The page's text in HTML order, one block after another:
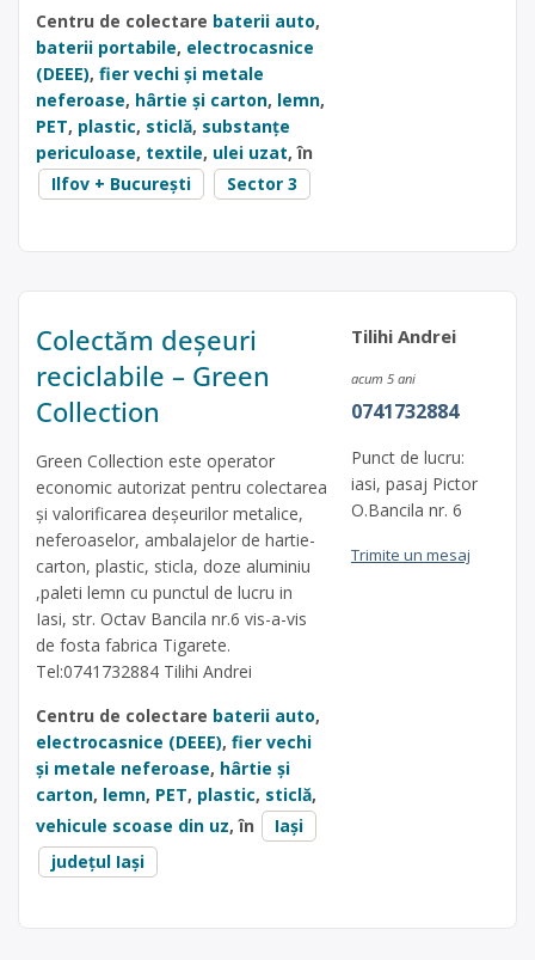
Centru de colectare baterii auto,
baterii portabile, electrocasnice
(DEEE), fier vechi și metale
neferoase, hârtie și carton, lemn,
PET, plastic, sticlă, substanțe
periculoase, textile, ulei uzat, în
Ilfov + București
Sector 3
Colectăm deșeuri
reciclabile – Green
Collection
Green Collection este operator
economic autorizat pentru colectarea
și valorificarea deșeurilor metalice,
neferoaselor, ambalajelor de hartie-
carton, plastic, sticla, doze aluminiu
,paleti lemn cu punctul de lucru in
Iasi, str. Octav Bancila nr.6 vis-a-vis
de fosta fabrica Tigarete.
Tel:0741732884 Tilihi Andrei
Centru de colectare baterii auto,
electrocasnice (DEEE), fier vechi
și metale neferoase, hârtie și
carton, lemn, PET, plastic, sticlă,
vehicule scoase din uz, în
Iași
județul Iași
Tilihi Andrei
acum 5 ani
0741732884
Punct de lucru:
iasi, pasaj Pictor
O.Bancila nr. 6
Trimite un mesaj